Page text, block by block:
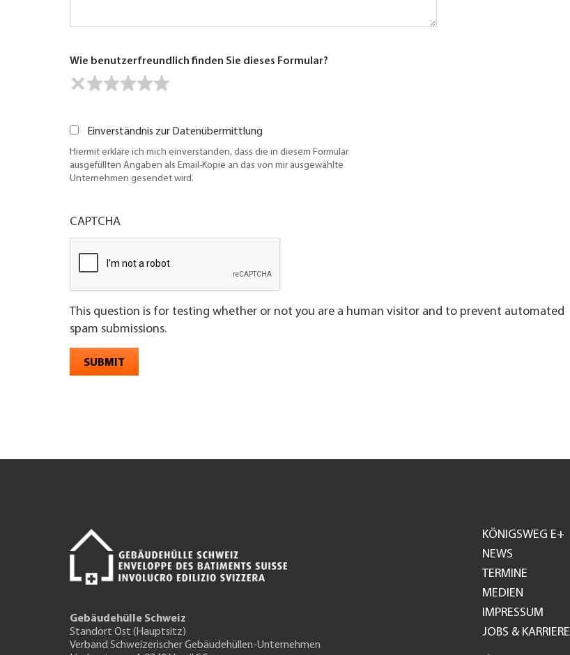
Wie benutzerfreundlich finden Sie dieses Formular?
Einverständnis zur Datenübermittlung
Hiermit erkläre ich mich einverstanden, dass die in diesem Formular
ausgefüllten Angaben als Email-Kopie an das von mir ausgewählte
Unternehmen gesendet wird.
CAPTCHA
This question is for testing whether or not you are a human visitor and to prevent automated
spam submissions.
SUBMIT
Gebäudehülle Schweiz
Standort Ost (Hauptsitz)
Verband Schweizerischer Gebäudehüllen-Unternehmen
Footer
GH
KÖNIGSWEG E+
NEWS
TERMINE
MEDIEN
IMPRESSUM
JOBS & KARRIERE